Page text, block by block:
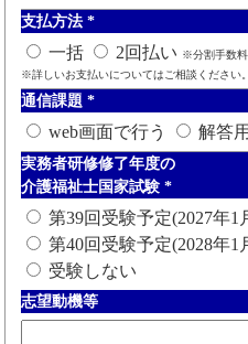
支払方法 *
一括 2回払い ※分割手数料
※詳しいお支払いについてはご相談ください。
通信課題 *
web画面で行う 解答
実務者研修修了年度の
介護福祉士国家試験 *
第39回受験予定(2027年1
第40回受験予定(2028年1
受験しない
志望動機等